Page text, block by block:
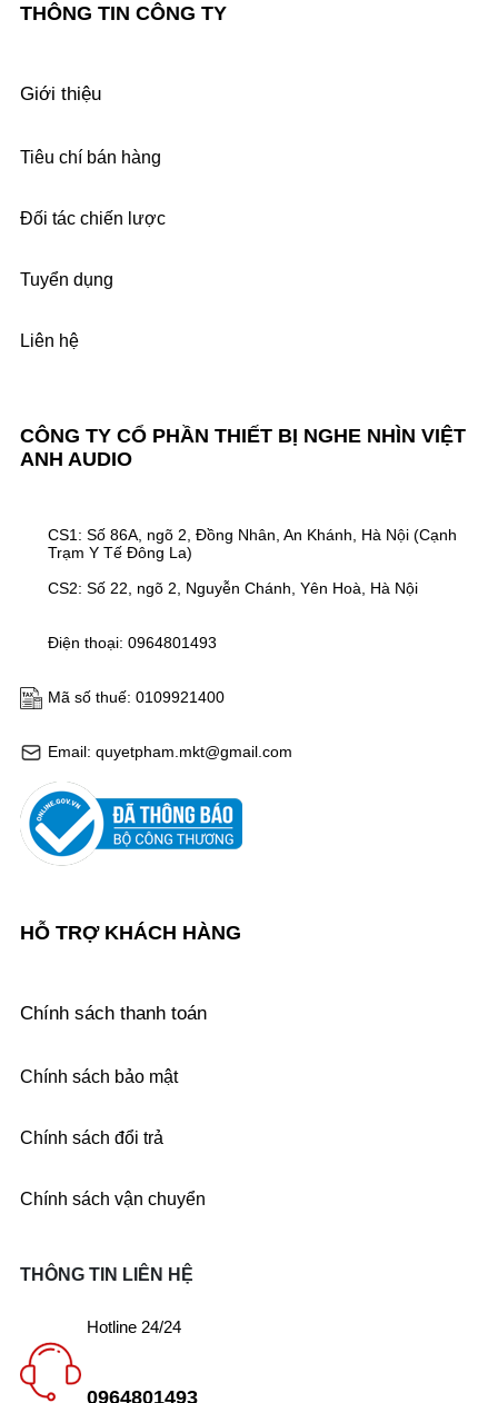
CÔNG TY CỔ PHẦN THIẾT BỊ NGHE NHÌN VIỆT
ANH AUDIO
Email: quyetpham.mkt@gmail.com
Mã số thuế: 0109921400
Điện thoại: 0964801493
CS1: Số 86A, ngõ 2, Đồng Nhân, An Khánh, Hà Nội (Cạnh
Trạm Y Tế Đông La)
CS2: Số 22, ngõ 2, Nguyễn Chánh, Yên Hoà, Hà Nội
THÔNG TIN CÔNG TY
Giới thiệu
Tiêu chí bán hàng
Đối tác chiến lược
Tuyển dụng
Liên hệ
HỖ TRỢ KHÁCH HÀNG
Chính sách thanh toán
Chính sách bảo mật
Chính sách đổi trả
Chính sách vận chuyển
THÔNG TIN LIÊN HỆ
Hotline 24/24
0964801493